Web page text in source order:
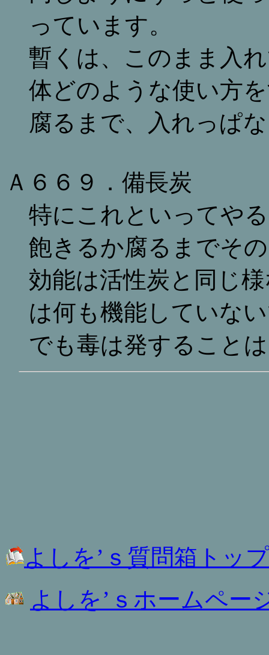
っています。
暫くは、このまま入
体どのような使い方
腐るまで、入れっぱ
Ａ６６９．備長炭
特にこれといってや
飽きるか腐るまでそ
効能は活性炭と同じ
は何も機能していな
でも毒は発すること
よしを’ｓ質問箱トッ
よしを’ｓホームペー